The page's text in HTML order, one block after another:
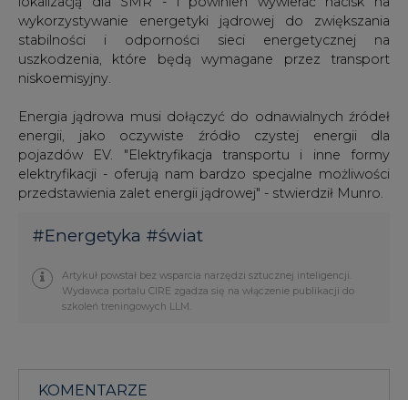
wykorzystywanie energetyki jądrowej do zwiększania
stabilności i odporności sieci energetycznej na
uszkodzenia, które będą wymagane przez transport
niskoemisyjny.
Energia jądrowa musi dołączyć do odnawialnych źródeł
energii, jako oczywiste źródło czystej energii dla
pojazdów EV. "Elektryfikacja transportu i inne formy
elektryfikacji - oferują nam bardzo specjalne możliwości
przedstawienia zalet energii jądrowej" - stwierdził Munro.
#Energetyka #świat
Artykuł powstał bez wsparcia narzędzi sztucznej inteligencji.
Wydawca portalu CIRE zgadza się na włączenie publikacji do
szkoleń treningowych LLM.
KOMENTARZE